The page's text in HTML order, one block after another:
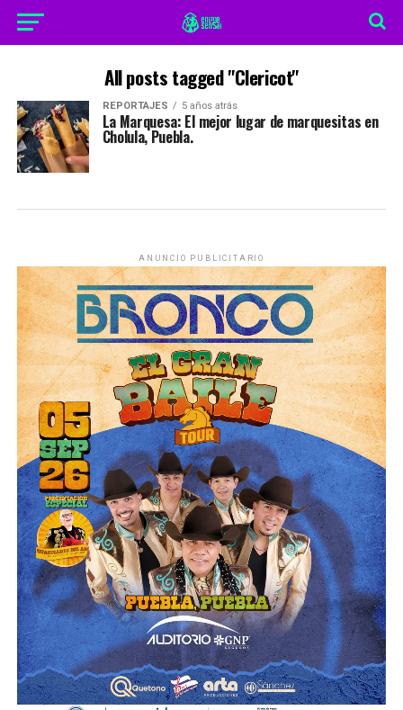
All posts tagged "Clericot"
REPORTAJES 5 años atrás
La Marquesa: El mejor lugar de marquesitas en
Cholula, Puebla.
ANUNCIO PUBLICITARIO